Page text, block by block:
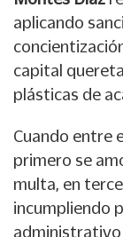
aplicando
capital
plásticas de
Cuando entre
primero se
multa, en
incumpliendo
administrativo